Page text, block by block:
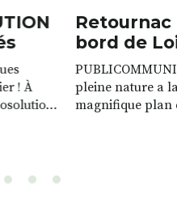
! À
Retournac
bord de
pleine nature a
magnifique plan